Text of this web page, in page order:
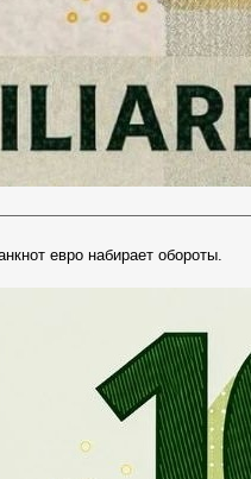
евро набирает обороты.